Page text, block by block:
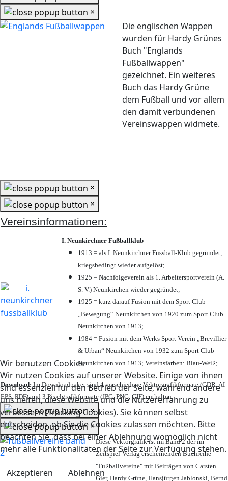
Wir benutzen Cookies
Wir nutzen Cookies auf unserer Website. Einige von ihnen
sind essenziell für den Betrieb der Seite, während andere
uns helfen, diese Website und die Nutzererfahrung zu
verbessern (Tracking Cookies). Sie können selbst
entscheiden, ob Sie die Cookies zulassen möchten. Bitte
beachten Sie, dass bei einer Ablehnung womöglich nicht
mehr alle Funktionalitäten der Seite zur Verfügung stehen.
Akzeptieren
Ablehnen
×
Die englischen Wappen
wurden für Hardy Grünes
Buch "Englands
Fußballwappen"
gezeichnet. Ein weiteres
Buch das Hardy Grüne
dem Fußball und vor allem
den damit verbundenen
Vereinswappen widmete.
×
×
Vereinsinformationen:
I. Neunkirchner Fußballklub
1913 = als I. Neunkirchner Fussball-Klub gegründet,
kriegsbedingt wieder aufgelöst;
1925 = Nachfolgeverein als 1. Arbeitersportverein (A.
S. V.) Neunkirchen wieder gegründet;
1925 = kurz darauf Fusion mit dem Sport Club
„Bewegung“ Neunkirchen von 1920 zum Sport Club
Neunkirchen von 1913;
1984 = Fusion mit dem Werks Sport Verein „Brevillier
& Urban“ Neunkirchen von 1932 zum Sport Club
Neunkirchen von 1913; Vereinsfarben: Blau-Weiß;
Download: Im Downloadpaket sind 4 verschiedene Vektorgrafikformate (CDR, AI
EPS, PDF) und 3 Pixelgrafikformate (JPG, PNG, GIF) enthalten.
×
×
Diese Vektorgrafik ist im Band 2 der im
Zeitspiel-Verlag erscheinenden Buchreihe
"Fußballvereine" mit Beiträgen von Carsten
Gier, Hardy Grüne, Hansjürgen Jablonski, Bernd